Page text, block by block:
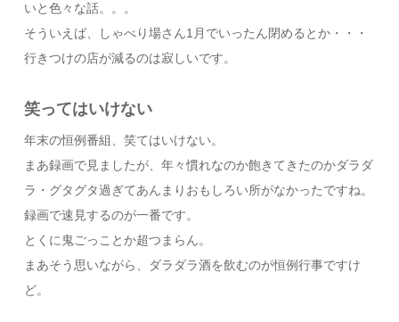
いと色々な話。。。
そういえば、しゃべり場さん1月でいったん閉めるとか・・・
行きつけの店が減るのは寂しいです。
笑ってはいけない
年末の恒例番組、笑てはいけない。
まあ録画で見ましたが、年々慣れなのか飽きてきたのかダラダ
ラ・グタグタ過ぎてあんまりおもしろい所がなかったですね。
録画で速見するのが一番です。
とくに鬼ごっことか超つまらん。
まあそう思いながら、ダラダラ酒を飲むのが恒例行事ですけ
ど。